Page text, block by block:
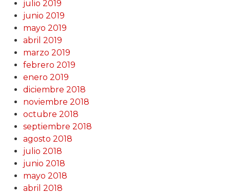
julio 2019
junio 2019
mayo 2019
abril 2019
marzo 2019
febrero 2019
enero 2019
diciembre 2018
noviembre 2018
octubre 2018
septiembre 2018
agosto 2018
julio 2018
junio 2018
mayo 2018
abril 2018